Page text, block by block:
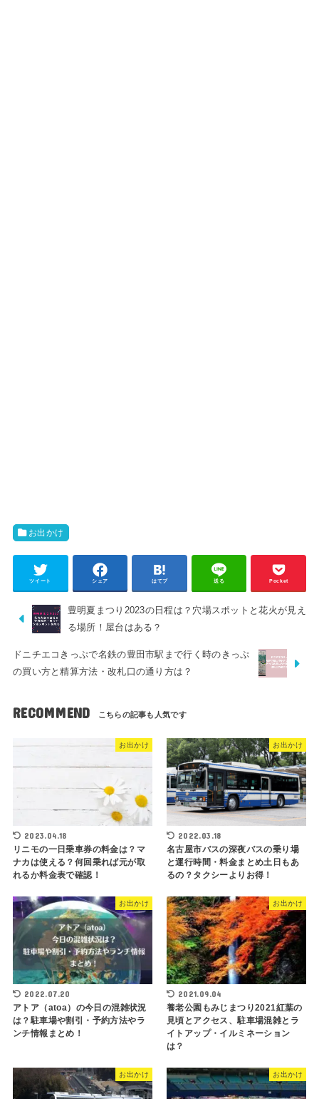
お出かけ
ツイート シェア はてブ 送る Pocket
豊明夏まつり2023の日程は？穴場スポットと花火が見え
る場所！屋台はある？
ドニチエコきっぷで名鉄の豊田市駅まで行く時のきっぷ
の買い方と精算方法・改札口の通り方は？
RECOMMEND
お出かけ
2023.04.18
リニモの一日乗車券の料金は？マ
ナカは使える？何回乗れば元が取
れるか料金表で確認！
お出かけ
2022.03.18
名古屋市バスの深夜バスの乗り場
と運行時間・料金まとめ土日もあ
るの？タクシーよりお得！
お出かけ
2022.07.20
アトア（atoa）の今日の混雑状況
は？駐車場や割引・予約方法やラ
ンチ情報まとめ！
お出かけ
2021.09.04
養老公園もみじまつり2021紅葉の
見頃とアクセス、駐車場混雑とラ
イトアップ・イルミネーション
は？
お出かけ お出かけ